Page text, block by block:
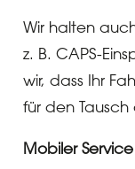
Wir halten
z. B. CAPS-
wir, dass Ihr
für den
Mobiler Service